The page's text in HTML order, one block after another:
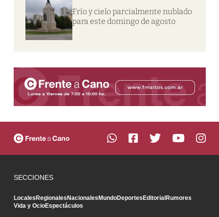
Frío y cielo parcialmente nublado
para este domingo de agosto
SECCIONES
LocalesRegionalesNacionalesMundoDeportesEditorialRumores
Vida y OcioEspectáculos